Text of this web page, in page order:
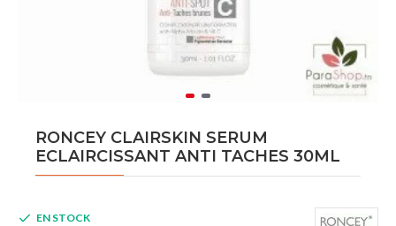
RONCEY CLAIRSKIN SERUM
ECLAIRCISSANT ANTI TACHES 30ML
EN STOCK